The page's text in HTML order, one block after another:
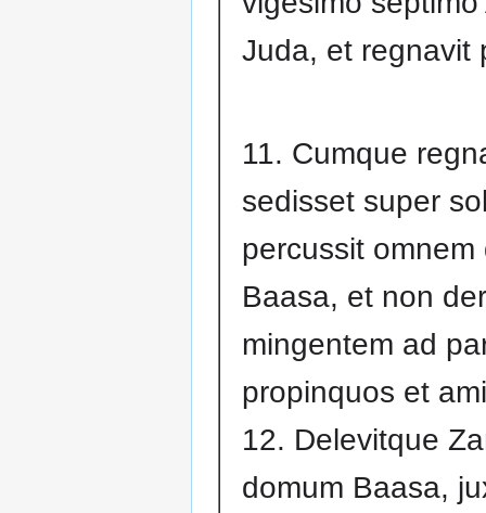
Juda, et regnavit
11. Cumque
sedisset super
percussit omnem
Baasa, et non
mingentem ad
propinquos et
12. Delevitque
domum Baasa,